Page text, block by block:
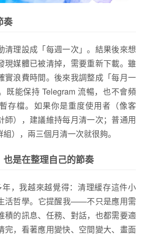
奏
清理設成「每週一次」。結果後來想
現媒體已被清掉，需要重新下載。雖
實浪費時間。後來我調整成「每月一
既能保持 Telegram 流暢，也不會頻
存檔。如果你是重度使用者（像客
師），建議維持每月清一次；普通用
），兩三個月清一次就很夠。
是在整理自己的節奏
年，我越來越覺得：清理緩存這件小
活哲學。它提醒我——不只是應用需
積的訊息、任務、對話，也都需要適
完，看著應用變快、空間變大、畫面